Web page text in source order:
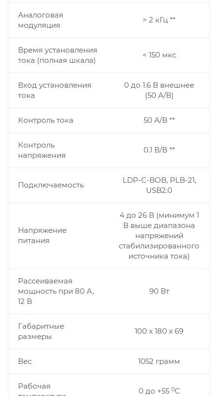
Аналоговая
модуляция
> 2 кГц **
Время установления
тока (полная шкала)
< 150 мкс
Вход установления
тока
0 до 1.6 В внешнее
(50 А/В)
Контроль тока 50 А/В **
Контроль
напряжения
0.1 В/В **
Подключаемость
LDP-C-BOB, PLB-21,
USB2.0
Напряжение
питания
4 до 26 В (минимум 1
В выше диапазона
напряжений
стабилизированного
источника тока)
Рассеиваемая
мощность при 80 А,
12 В
90 Вт
Габаритные
размеры
100 х 180 х 69
Вес 1052 грамм
Рабочая
0 до +55 0С